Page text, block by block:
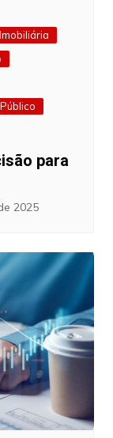
Público
para
2025